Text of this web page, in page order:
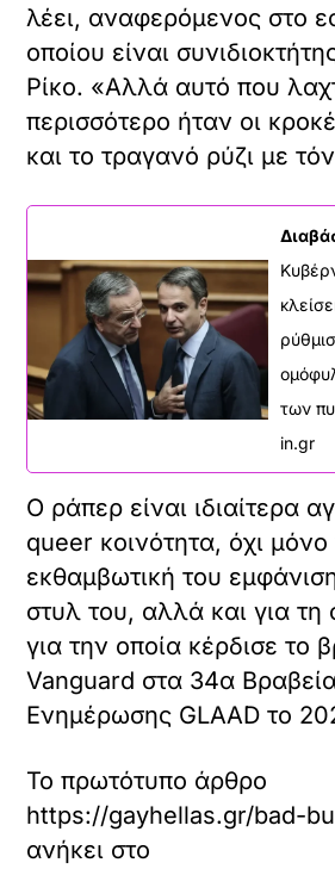
λέει, αναφερόμενος στο
οποίου είναι
Ρίκο. «Αλλά αυτό που
περισσότερο ήταν οι
και το τραγανό ρύζι με
των
in.gr
Ο ράπερ είναι ιδιαίτερα
queer κοινότητα, όχι μόνο
εκθαμβωτική του
στυλ του, αλλά και για τη
για την οποία κέρδισε το
Vanguard στα 34α
Ενημέρωσης GLAAD το
Το πρωτότυπο άρθρο
https://gayhellas.gr/bad-
ανήκει στο